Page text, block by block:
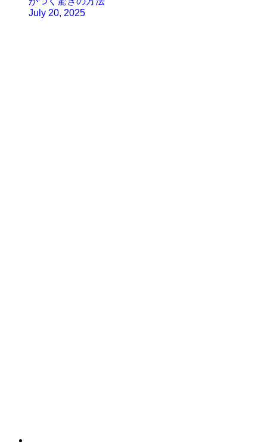
July 20, 2025